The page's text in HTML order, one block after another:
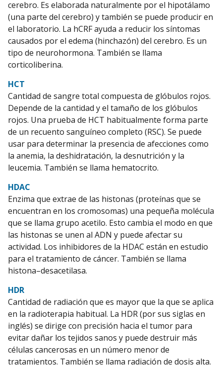
cerebro. Es elaborada naturalmente por el hipotálamo
(una parte del cerebro) y también se puede producir en
el laboratorio. La hCRF ayuda a reducir los síntomas
causados por el edema (hinchazón) del cerebro. Es un
tipo de neurohormona. También se llama
corticoliberina.
HCT
Cantidad de sangre total compuesta de glóbulos rojos.
Depende de la cantidad y el tamaño de los glóbulos
rojos. Una prueba de HCT habitualmente forma parte
de un recuento sanguíneo completo (RSC). Se puede
usar para determinar la presencia de afecciones como
la anemia, la deshidratación, la desnutrición y la
leucemia. También se llama hematocrito.
HDAC
Enzima que extrae de las histonas (proteínas que se
encuentran en los cromosomas) una pequeña molécula
que se llama grupo acetilo. Esto cambia el modo en que
las histonas se unen al ADN y puede afectar su
actividad. Los inhibidores de la HDAC están en estudio
para el tratamiento de cáncer. También se llama
histona–desacetilasa.
HDR
Cantidad de radiación que es mayor que la que se aplica
en la radioterapia habitual. La HDR (por sus siglas en
inglés) se dirige con precisión hacia el tumor para
evitar dañar los tejidos sanos y puede destruir más
células cancerosas en un número menor de
tratamientos. También se llama radiación de dosis alta.